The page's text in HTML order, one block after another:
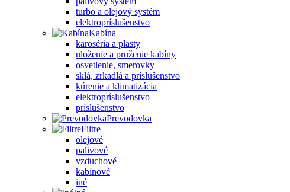
turbo a olejový systém
elektropríslušenstvo
Kabína
karoséria a plasty
uloženie a pruženie kabíny
osvetlenie, smerovky
sklá, zrkadlá a príslušenstvo
kúrenie a klimatizácia
elektropríslušenstvo
príslušenstvo
Prevodovka
Filtre
olejové
palivové
vzduchové
kabínové
iné